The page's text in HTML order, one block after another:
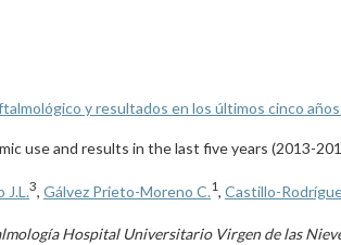
y resultados en los últimos cinco
use and results in the last five years (2013-
J.L.3, Gálvez Prieto-Moreno C.1, Castillo-
Hospital Universitario Virgen de las